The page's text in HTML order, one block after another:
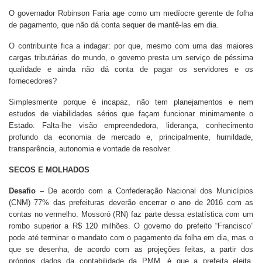
O governador Robinson Faria age como um medíocre gerente de folha
de pagamento, que não dá conta sequer de mantê-las em dia.
O contribuinte fica a indagar: por que, mesmo com uma das maiores
cargas tributárias do mundo, o governo presta um serviço de péssima
qualidade e ainda não dá conta de pagar os servidores e os
fornecedores?
Simplesmente porque é incapaz, não tem planejamentos e nem
estudos de viabilidades sérios que façam funcionar minimamente o
Estado. Falta-lhe visão empreendedora, liderança, conhecimento
profundo da economia de mercado e, principalmente, humildade,
transparência, autonomia e vontade de resolver.
SECOS E MOLHADOS
Desafio– De acordo com a Confederação Nacional dos Municípios
(CNM) 77% das prefeituras deverão encerrar o ano de 2016 com as
contas no vermelho. Mossoró (RN) faz parte dessa estatística com um
rombo superior a R$ 120 milhões. O governo do prefeito “Francisco”
pode até terminar o mandato com o pagamento da folha em dia, mas o
que se desenha, de acordo com as projeções feitas, a partir dos
próprios dados da contabilidade da PMM, é que a prefeita eleita,